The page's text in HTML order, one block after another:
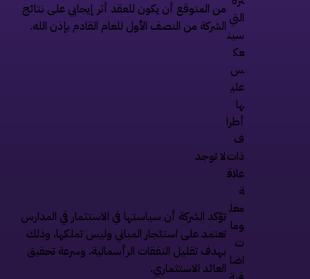
التي
سين
س
علي
من المتوقع أن يكون للعقد أثر إيجابي على نتائج
الشركة من النصف الأول للعام القادم بإذن الله.
أطرا
ذات
علاق
لا توجد
معل
وما
اضا
تؤكد الشركة أن سياستها في الاستثمار في المدارس
تعتمد على استئجار المباني وليس تملكها، وذلك
بهدف تقليل النفقات الرأسمالية، وسرعة تحقيق
العائد الاستثماري.